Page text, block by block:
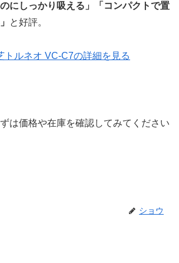
のにしっかり吸える」「コンパクトで置
と好評。
トルネオ VC-C7の詳細を見る
は価格や在庫を確認してみてください
ショウ